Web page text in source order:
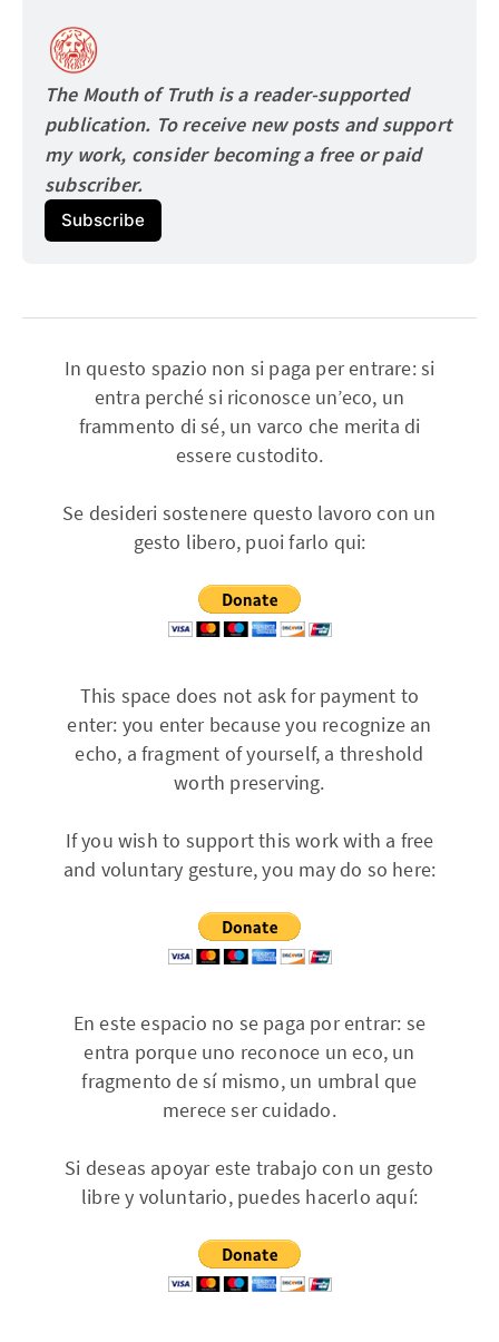
The Mouth of Truth is a reader-supported
publication. To receive new posts and support
my work, consider becoming a free or paid
subscriber.
Subscribe
In questo spazio non si paga per entrare: si
entra perché si riconosce un’eco, un
frammento di sé, un varco che merita di
essere custodito.
Se desideri sostenere questo lavoro con un
gesto libero, puoi farlo qui:
This space does not ask for payment to
enter: you enter because you recognize an
echo, a fragment of yourself, a threshold
worth preserving.
If you wish to support this work with a free
and voluntary gesture, you may do so here:
En este espacio no se paga por entrar: se
entra porque uno reconoce un eco, un
fragmento de sí mismo, un umbral que
merece ser cuidado.
Si deseas apoyar este trabajo con un gesto
libre y voluntario, puedes hacerlo aquí: